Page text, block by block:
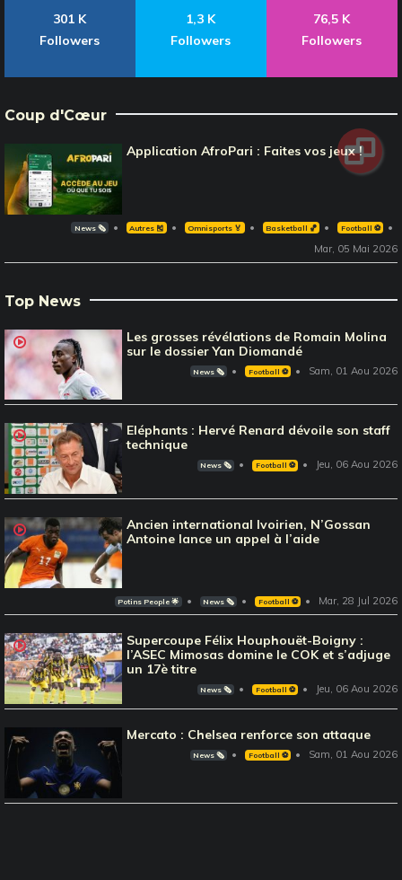
301 K
Followers
1,3 K
Followers
76,5 K
Followers
Coup d'Cœur
Application AfroPari : Faites vos jeux !
News 🗞️ Autres 🎽 Omnisports 🏅 Basketball 🏀 Football ⚽️
Mar, 05 Mai 2026
Top News
Les grosses révélations de Romain Molina
sur le dossier Yan Diomandé
News 🗞️ Football ⚽️ Sam, 01 Aou 2026
Eléphants : Hervé Renard dévoile son staff
technique
News 🗞️ Football ⚽️ Jeu, 06 Aou 2026
Ancien international Ivoirien, N’Gossan
Antoine lance un appel à l’aide
Potins People 🌟 News 🗞️ Football ⚽️ Mar, 28 Jul 2026
Supercoupe Félix Houphouët-Boigny :
l’ASEC Mimosas domine le COK et s’adjuge
un 17è titre
News 🗞️ Football ⚽️ Jeu, 06 Aou 2026
Mercato : Chelsea renforce son attaque
News 🗞️ Football ⚽️ Sam, 01 Aou 2026